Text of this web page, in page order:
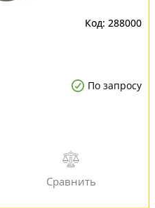
288000
По запросу